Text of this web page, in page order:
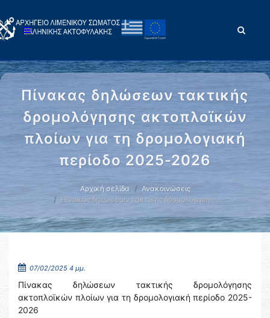
Πίνακας δηλώσεων τακτικής
δρομολόγησης ακτοπλοϊκών
πλοίων για τη δρομολογιακή
περίοδο 2025-2026
Αρχική σελίδα
Ανακοινώσεις
Πίνακας δηλώσεων τακτικής δρομολόγησης …
07/02/2025 4 μμ.
Πίνακας δηλώσεων τακτικής δρομολόγησης
ακτοπλοϊκών πλοίων για τη δρομολογιακή περίοδο 2025-
2026